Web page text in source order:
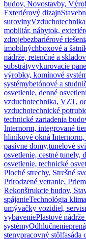
budov, Novostavby,
Exteriérový dizajn
surovinyVzduchotechnika
mobiliár, nábytok,
zdrojebezbariérové
imobilnýchboxové a
nádrže, retenčné a
substrátyvykurovacie
výrobky, komínové
systémybetónové a
osvetlenie, denné
vzduchotechnika, VZT,
vzduchotechnické
technické zariadenia
Internorm, integrované
hliníkové okná
pasívne domy,tunelové
osvetlenie, cestné tunely,
osvetlenie, technické
Ploché strechy, Strešné
Prirodzené vetranie,
Rekonštrukcie budov,
spájanieTechnológia
umývačky vozidiel,
vybaveniePlastové
systémyOdhlučnenie
stenypracovný stôlfasáda